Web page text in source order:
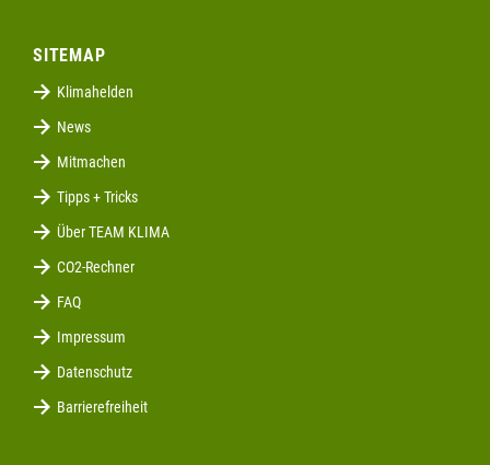
SITEMAP
Klimahelden
News
Mitmachen
Tipps + Tricks
Über TEAM KLIMA
CO2-Rechner
FAQ
Impressum
Datenschutz
Barrierefreiheit